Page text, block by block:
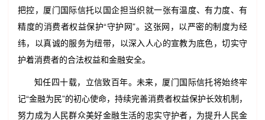
把控，厦门国际信托以国企担当织就一张有温度、有力度、有
精度的消费者权益保护“守护网”。这张网，以严密的制度为经
纬，以真诚的服务为纽带，以深入人心的宣教为底色，切实守
护着消费者的合法权益和金融安全。
知任四十载，立信致百年。未来，厦门国际信托将始终牢
记“金融为民”的初心使命，持续完善消费者权益保护长效机制，
努力成为人民群众美好金融生活的忠实守护者，为提升人民金